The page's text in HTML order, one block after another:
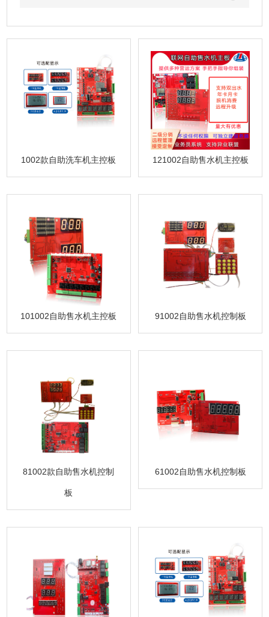
1002款自助洗车机主控板 121002自助售水机主控板
101002自助售水机主控板 91002自助售水机控制板
81002款自助售水机控制
板
61002自助售水机控制板